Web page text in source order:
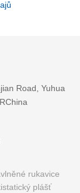
Road, Yuhua
rukavice
plášť